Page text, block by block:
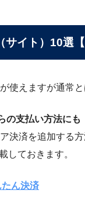
イト）10選【
使えますが通常と
支払い方法にも
決済を追加する
しておきます。
ん決済